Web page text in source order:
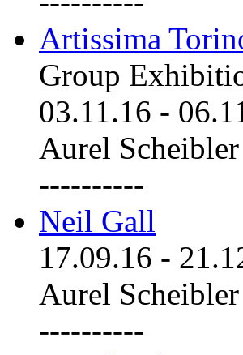
Artissima
Group
03.11.16 -
Aurel
----------
Neil Gall
17.09.16 -
Aurel
----------